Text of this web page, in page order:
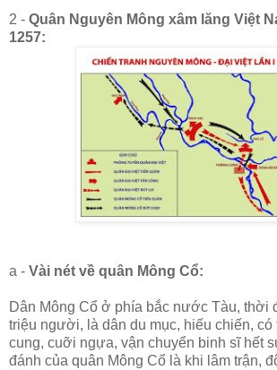
2 - Quân Nguyên Mông xâm lăng Việt
1257:
a - Vài nét về quân Mông Cổ:
Dân Mông Cổ ở phía bắc nước Tàu, thời
triệu người, là dân du mục, hiếu chiến, có
cung, cuỡi ngựa, vận chuyển binh sĩ hết
đánh của quân Mông Cổ là khi lâm trận,